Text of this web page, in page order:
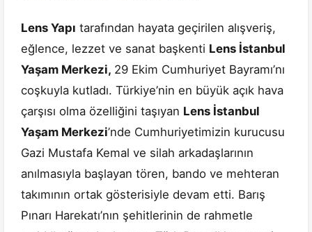
Lens Yapı tarafından hayata geçirilen alışveriş,
eğlence, lezzet ve sanat başkenti Lens İstanbul
Yaşam Merkezi, 29 Ekim Cumhuriyet Bayramı’nı
coşkuyla kutladı. Türkiye’nin en büyük açık hava
çarşısı olma özelliğini taşıyan Lens İstanbul
Yaşam Merkezi’nde Cumhuriyetimizin kurucusu
Gazi Mustafa Kemal ve silah arkadaşlarının
anılmasıyla başlayan tören, bando ve mehteran
takımının ortak gösterisiyle devam etti. Barış
Pınarı Harekatı’nın şehitlerinin de rahmetle